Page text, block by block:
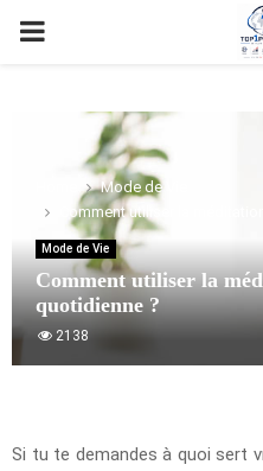
PRIMARY
Mode de Vie
Comment utiliser la
Mode de Vie
Comment utiliser la
quotidienne ?
2138
Si tu te demandes à quoi sert